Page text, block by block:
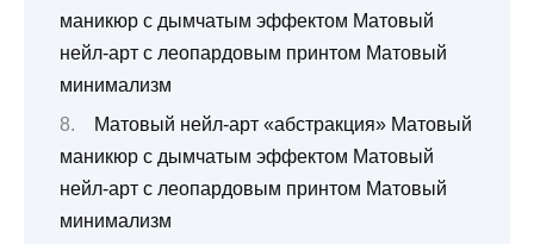
маникюр с дымчатым эффектом Матовый
нейл-арт с леопардовым принтом Матовый
минимализм
Матовый нейл-арт «абстракция» Матовый
маникюр с дымчатым эффектом Матовый
нейл-арт с леопардовым принтом Матовый
минимализм